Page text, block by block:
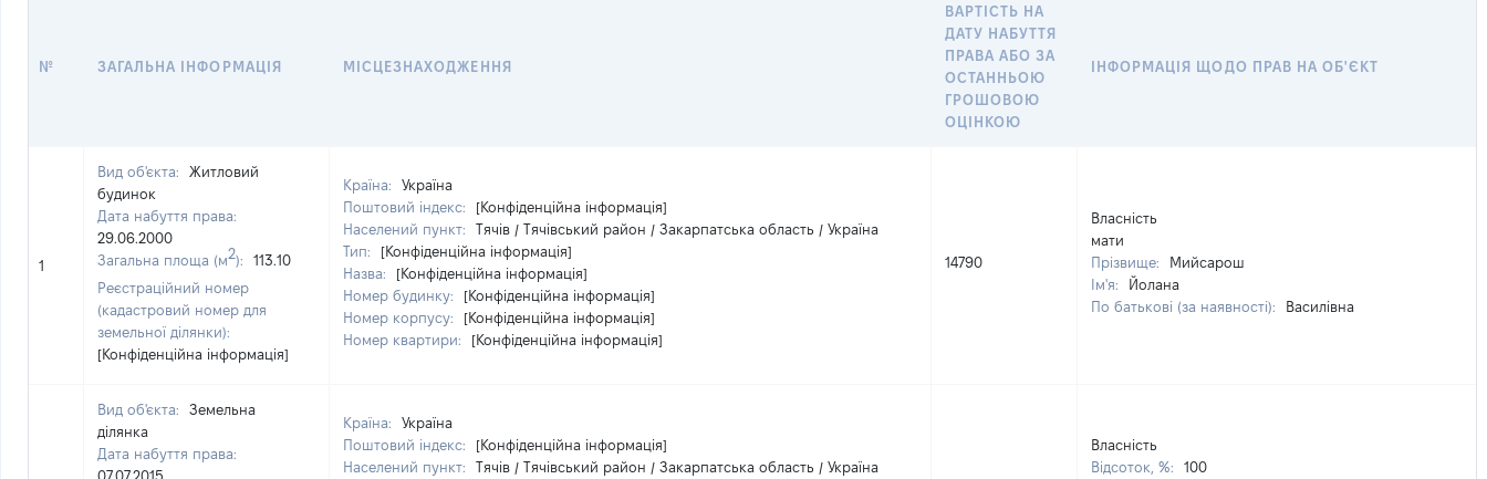
№ ЗАГАЛЬНА ІНФОРМАЦІЯ МІСЦЕЗНАХОДЖЕННЯ
ВАРТІСТЬ НА
ДАТУ НАБУТТЯ
ПРАВА АБО ЗА
ОСТАННЬОЮ
ГРОШОВОЮ
ОЦІНКОЮ
ІНФОРМАЦІЯ ЩОДО ПРАВ НА ОБ'ЄКТ
1
Вид об'єкта:
Житловий
будинок
Дата набуття права:
29.06.2000
Загальна площа (м2):
113.10
Реєстраційний номер
(кадастровий номер для
земельної ділянки):
[Конфіденційна інформація]
Країна:
Україна
Поштовий індекс:
[Конфіденційна інформація]
Населений пункт:
Тячів / Тячівський район / Закарпатська область / Україна
Тип:
[Конфіденційна інформація]
Назва:
[Конфіденційна інформація]
Номер будинку:
[Конфіденційна інформація]
Номер корпусу:
[Конфіденційна інформація]
Номер квартири:
[Конфіденційна інформація]
14790
Власність
мати
Прізвище:
Мийсарош
Ім'я:
Йолана
По батькові (за наявності):
Василівна
Вид об'єкта:
Земельна
ділянка
Дата набуття права:
07.07.2015
Країна:
Україна
Поштовий індекс:
[Конфіденційна інформація]
Населений пункт:
Тячів / Тячівський район / Закарпатська область / Україна
Власність
Відсоток, %:
100